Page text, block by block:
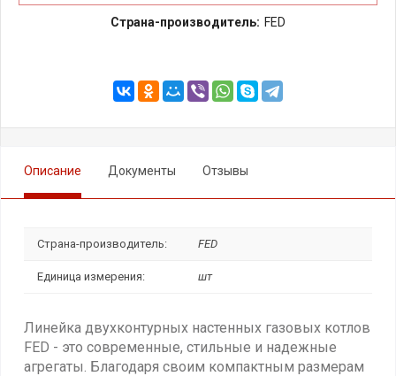
Страна-производитель: FED
Описание Документы Отзывы
Страна-производитель: FED
Единица измерения: шт
Линейка двухконтурных настенных газовых котлов
FED - это современные, стильные и надежные
агрегаты. Благодаря своим компактным размерам